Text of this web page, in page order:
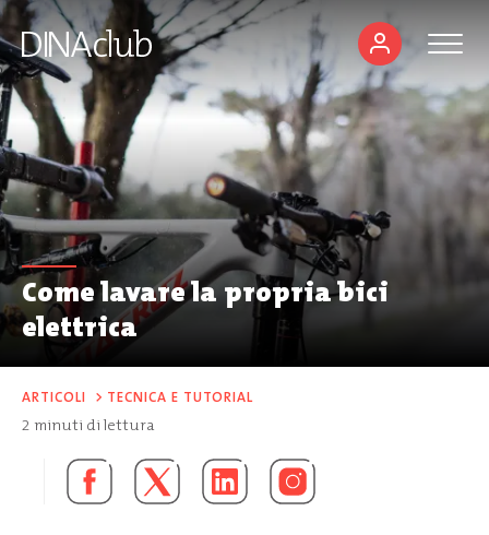
Come lavare la propria bici
elettrica
ARTICOLI > TECNICA E TUTORIAL
2 minuti di lettura